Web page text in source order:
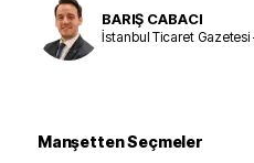
BARIŞ CABACI
İstanbul Ticaret Gazetesi
Manşetten Seçmeler